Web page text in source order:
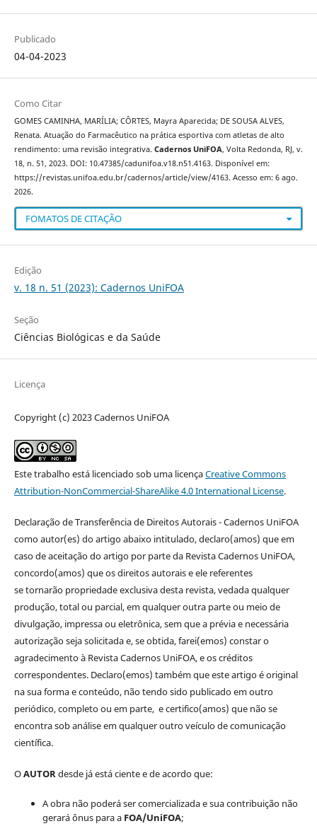
Publicado
04-04-2023
Como Citar
GOMES CAMINHA, MARÍLIA; CÔRTES, Mayra Aparecida; DE SOUSA ALVES,
Renata. Atuação do Farmacêutico na prática esportiva com atletas de alto
rendimento: uma revisão integrativa. Cadernos UniFOA, Volta Redonda, RJ, v.
18, n. 51, 2023. DOI: 10.47385/cadunifoa.v18.n51.4163. Disponível em:
https://revistas.unifoa.edu.br/cadernos/article/view/4163. Acesso em: 6 ago.
2026.
FOMATOS DE CITAÇÃO
Edição
v. 18 n. 51 (2023): Cadernos UniFOA
Seção
Ciências Biológicas e da Saúde
Licença
Copyright (c) 2023 Cadernos UniFOA
Este trabalho está licenciado sob uma licençaCreative Commons
Attribution-NonCommercial-ShareAlike 4.0 International License.
Declaração de Transferência de Direitos Autorais - Cadernos UniFOA
como autor(es) do artigo abaixo intitulado, declaro(amos) que em
caso de aceitação do artigo por parte da Revista Cadernos UniFOA,
concordo(amos) que os direitos autorais e ele referentes
se tornarão propriedade exclusiva desta revista, vedada qualquer
produção, total ou parcial, em qualquer outra parte ou meio de
divulgação, impressa ou eletrônica, sem que a prévia e necessária
autorização seja solicitada e, se obtida, farei(emos) constar o
agradecimento à Revista Cadernos UniFOA, e os créditos
correspondentes. Declaro(emos) também que este artigo é original
na sua forma e conteúdo, não tendo sido publicado em outro
periódico, completo ou em parte, e certifico(amos) que não se
encontra sob análise em qualquer outro veículo de comunicação
científica.
OAUTORdesde já está ciente e de acordo que:
A obra não poderá ser comercializada e sua contribuição não
gerará ônus para a FOA/UniFOA;